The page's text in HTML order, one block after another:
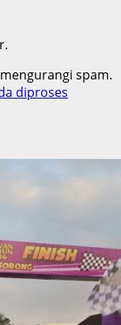
spam.
diproses